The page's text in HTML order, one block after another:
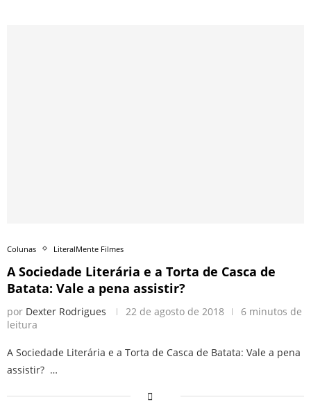
Colunas LiteralMente Filmes
A Sociedade Literária e a Torta de Casca de
Batata: Vale a pena assistir?
por Dexter Rodrigues 22 de agosto de 2018
6 minutos de
leitura
A Sociedade Literária e a Torta de Casca de Batata: Vale a pena
assistir? …